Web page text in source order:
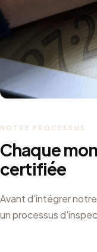
NOTRE PROCESSUS
Chaque
certifiée
Avant d'intégrer
un processus